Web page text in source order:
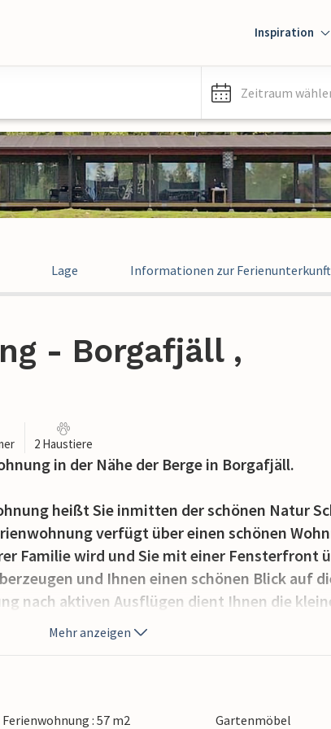
Inspiration
Zeitraum
Lage Informationen zur Ferienunterkunft
- Borgafjäll ,
2 Haustiere
in der Nähe der Berge in Borgafjäll.
heißt Sie inmitten der schönen Natur
verfügt über einen schönen
Familie wird und Sie mit einer Fensterfront
und Ihnen einen schönen Blick auf
nach aktiven Ausflügen dient Ihnen die
auf und erkunden Sie die Wanderwege
Familie und Ihren Hunden können Sie einen
und diesen mit steilen
Mehr anzeigen
Ferienwohnung : 57 m2
Gartenmöbel